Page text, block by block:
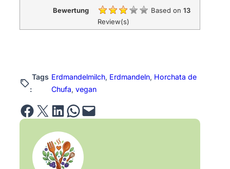
Bewertung
Based on 13
Review(s)
Tags
:
Erdmandelmilch, Erdmandeln, Horchata de
Chufa, vegan
Share on Facebook Email this Page Share on LinkedIn Share on WhatsApp Email this Page